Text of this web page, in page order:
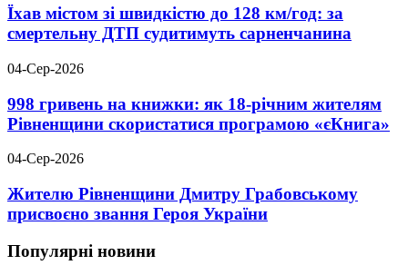
Їхав містом зі швидкістю до 128 км/год: за
смертельну ДТП судитимуть сарненчанина
04-Сер-2026
998 гривень на книжки: як 18-річним жителям
Рівненщини скористатися програмою «єКнига»
04-Сер-2026
Жителю Рівненщини Дмитру Грабовському
присвоєно звання Героя України
Популярні новини